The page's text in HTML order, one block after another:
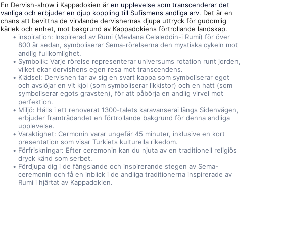
En Dervish-show i Kappadokien är en upplevelse som transcenderar det
vanliga och erbjuder en djup koppling till Sufismens andliga arv. Det är en
chans att bevittna de virvlande dervishernas djupa uttryck för gudomlig
kärlek och enhet, mot bakgrund av Kappadokiens förtrollande landskap.
inspiration: Inspirerad av Rumi (Mevlana Celaleddin-i Rumi) för över
800 år sedan, symboliserar Sema-rörelserna den mystiska cykeln mot
andlig fullkomlighet.
Symbolik: Varje rörelse representerar universums rotation runt jorden,
vilket ekar dervishens egen resa mot transcendens.
Klädsel: Dervishen tar av sig en svart kappa som symboliserar egot
och avslöjar en vit kjol (som symboliserar likkistor) och en hatt (som
symboliserar egots gravsten), för att påbörja en andlig virvel mot
perfektion.
Miljö: Hålls i ett renoverat 1300-talets karavanserai längs Sidenvägen,
erbjuder framträdandet en förtrollande bakgrund för denna andliga
upplevelse.
Varaktighet: Cermonin varar ungefär 45 minuter, inklusive en kort
presentation som visar Turkiets kulturella rikedom.
Förfriskningar: Efter ceremonin kan du njuta av en traditionell religiös
dryck känd som serbet.
Fördjupa dig i de fängslande och inspirerande stegen av Sema-
ceremonin och få en inblick i de andliga traditionerna inspirerade av
Rumi i hjärtat av Kappadokien.